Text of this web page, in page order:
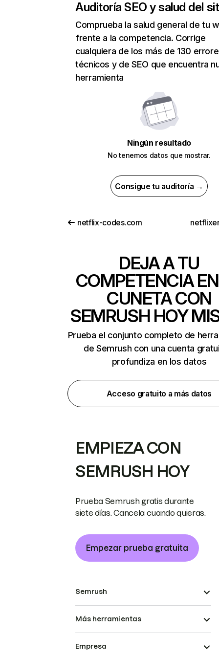
Auditoría SEO y salud del
Comprueba la salud general de tu
frente a la competencia. Corrige
cualquiera de los más de 130
técnicos y de SEO que encuentra
herramienta
Ningún resultado
No tenemos datos que mostrar.
Consigue tu auditoría →
netflix-codes.com
DEJA A TU
COMPETENCIA
CUNETA CON
SEMRUSH HOY
Prueba el conjunto completo de
de Semrush con una cuenta
profundiza en los datos
Acceso gratuito a más datos
EMPIEZA CON
SEMRUSH HOY
Prueba Semrush gratis durante
siete días. Cancela cuando quieras.
Empezar prueba gratuita
Semrush
Más herramientas
Empresa